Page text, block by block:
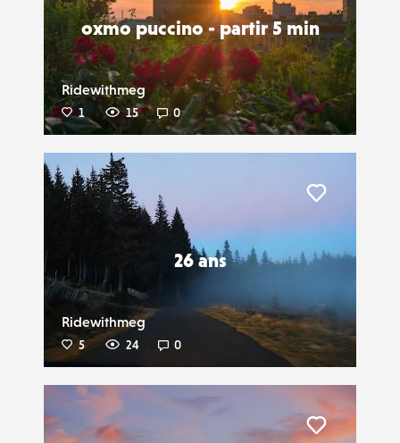
oxmo puccino - partir 5 min
Ridewithmeg
1 15 0
26 ans
Ridewithmeg
5 24 0
Liker